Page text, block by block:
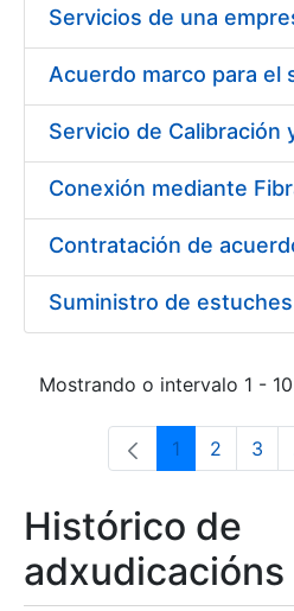
Mostrando o intervalo 1 -
Páxina
1 Páxina
2 3
Histórico de
adxudicacións